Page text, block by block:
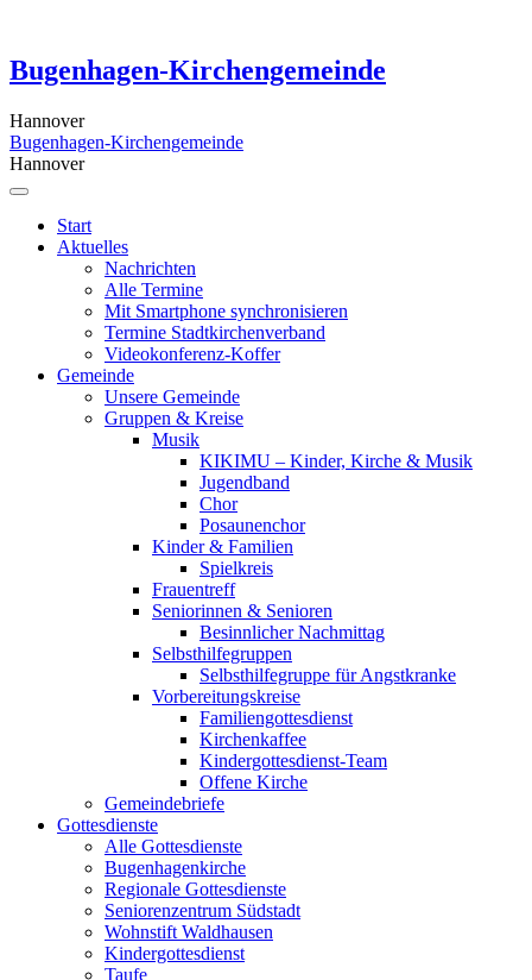
content
Bugenhagen-Kirchengemeinde
Hannover
Bugenhagen-Kirchengemeinde
Hannover
Start
Aktuelles
Nachrichten
Alle Termine
Mit Smartphone synchronisieren
Termine Stadtkirchenverband
Videokonferenz-Koffer
Gemeinde
Unsere Gemeinde
Gruppen & Kreise
Musik
KIKIMU – Kinder, Kirche & Musik
Jugendband
Chor
Posaunenchor
Kinder & Familien
Spielkreis
Frauentreff
Seniorinnen & Senioren
Besinnlicher Nachmittag
Selbsthilfegruppen
Selbsthilfegruppe für Angstkranke
Vorbereitungskreise
Familiengottesdienst
Kirchenkaffee
Kindergottesdienst-Team
Offene Kirche
Gemeindebriefe
Gottesdienste
Alle Gottesdienste
Bugenhagenkirche
Regionale Gottesdienste
Seniorenzentrum Südstadt
Wohnstift Waldhausen
Kindergottesdienst
Taufe